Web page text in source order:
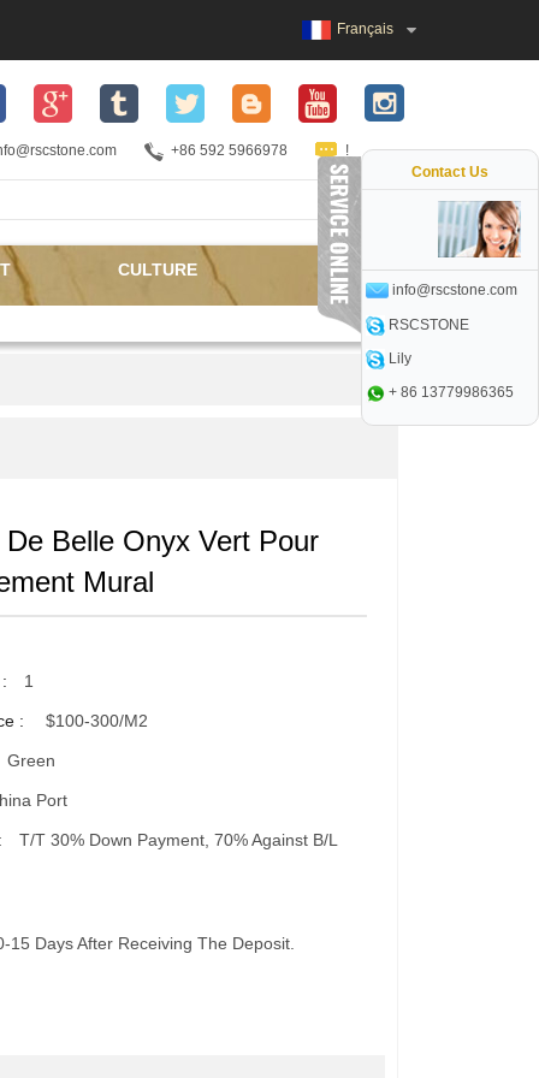
Français
+86 592 5966978 !
CULTURE
Belle Onyx Vert Pour
Mural
1
: $100-300/m2
Green
Port
T/T 30% Down Payment, 70% Against B/L
15 Days After Receiving The Deposit.
Contact Us
info@rscstone.com
RSCSTONE
Lily
+ 86 13779986365